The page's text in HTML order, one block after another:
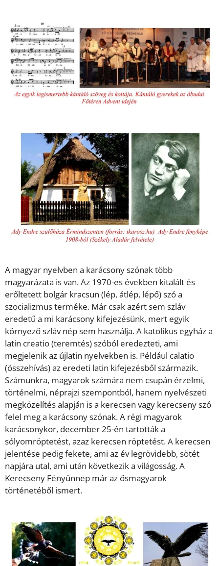
A magyar nyelvben a karácsony szónak több
magyarázata is van. Az 1970-es években kitalált és
erőltetett bolgár kracsun (lép, átlép, lépő) szó a
szocializmus terméke. Már csak azért sem szláv
eredetű a mi karácsony kifejezésünk, mert egyik
környező szláv nép sem használja. A katolikus egyház a
latin creatio (teremtés) szóból eredezteti, ami
megjelenik az újlatin nyelvekben is. Például calatio
(összehívás) az eredeti latin kifejezésből származik.
Számunkra, magyarok számára nem csupán érzelmi,
történelmi, néprajzi szempontból, hanem nyelvészeti
megközelítés alapján is a kerecsen vagy kerecseny szó
felel meg a karácsony szónak. A régi magyarok
karácsonykor, december 25-én tartották a
sólyomröptetést, azaz kerecsen röptetést. A kerecsen
jelentése pedig fekete, ami az év legrövidebb, sötét
napjára utal, ami után következik a világosság. A
Kerecseny Fényünnep már az ősmagyarok
történetéből ismert.